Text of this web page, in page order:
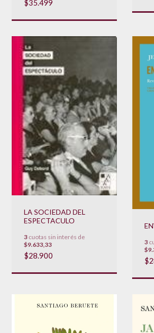
$35.499
LA SOCIEDAD DEL
ESPECTACULO
3cuotas sin interés de
$9.633,33
$28.900
3